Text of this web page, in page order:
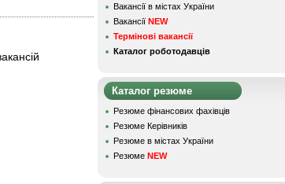
Вакансії в містах України
Вакансії NEW
Термінові вакансії
Каталог роботодавців
Каталог резюме
Резюме фінансових фахівців
Резюме Керівників
Резюме в містах України
Резюме NEW